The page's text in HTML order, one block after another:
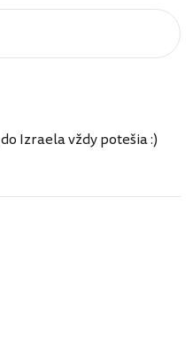
Izraela vždy potešia :)